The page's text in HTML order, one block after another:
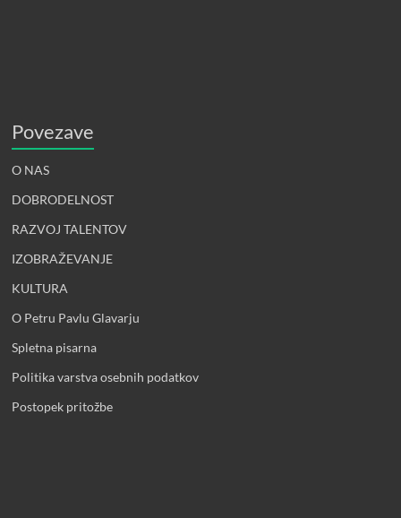
Povezave
O NAS
DOBRODELNOST
RAZVOJ TALENTOV
IZOBRAŽEVANJE
KULTURA
O Petru Pavlu Glavarju
Spletna pisarna
Politika varstva osebnih podatkov
Postopek pritožbe